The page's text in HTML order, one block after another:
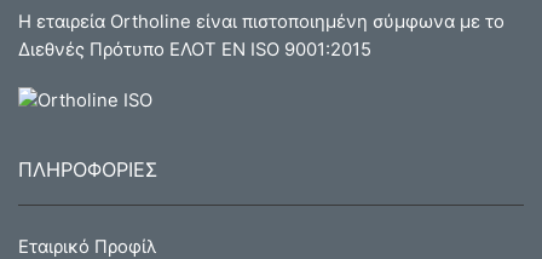
Η εταιρεία Ortholine είναι πιστοποιημένη σύμφωνα με το
Διεθνές Πρότυπο ΕΛΟΤ ΕΝ ISO 9001:2015
ΠΛΗΡΟΦΟΡΙΕΣ
Εταιρικό Προφίλ